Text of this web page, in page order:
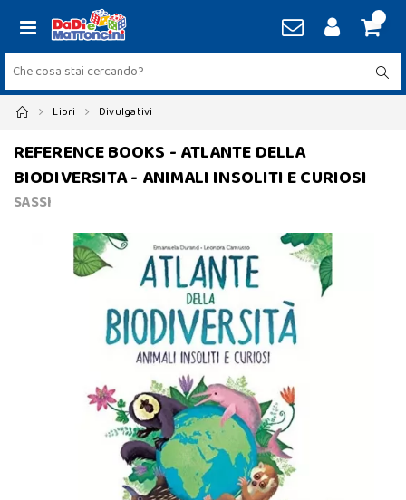
Libri Divulgativi
REFERENCE BOOKS - ATLANTE DELLA
BIODIVERSITA - ANIMALI INSOLITI E CURIOSI
SASSI